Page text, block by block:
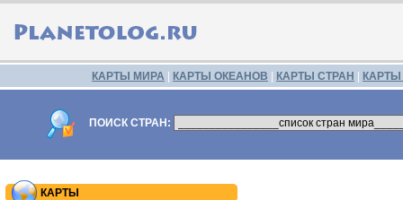
КАРТЫ МИРА КАРТЫ ОКЕАНОВ КАРТЫ СТРАН
ПОИСК СТРАН:
КАРТЫ